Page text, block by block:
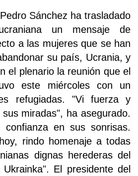
Sánchez ha trasladado
un mensaje de
a las mujeres que se han
su país, Ucrania, y
el plenario la reunión que el
este miércoles con un
refugiadas. "Vi fuerza y
miradas", ha asegurado.
en sus sonrisas.
rindo homenaje a todas
dignas herederas del
El presidente del